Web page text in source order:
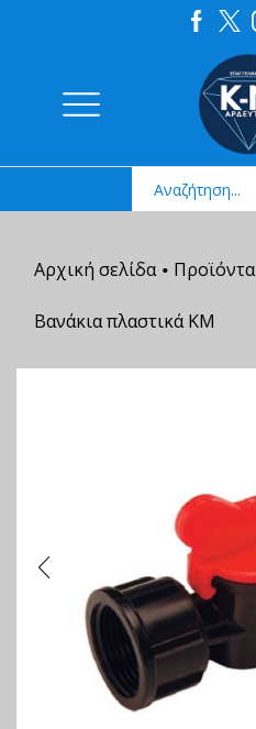
Αρχική σελίδα • Προϊόντα
Βανάκια πλαστικά KM